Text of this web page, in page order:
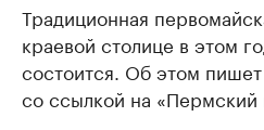
Традиционная
краевой столице в этом
состоится. Об этом
со ссылкой на «Пермский